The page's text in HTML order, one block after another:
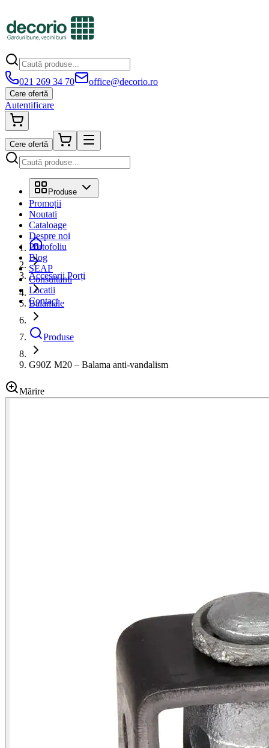
021 269 34 70 office@decorio.ro
Cere ofertă
Autentificare
Cere ofertă
Produse
Promoții
Noutati
Cataloage
Despre noi
Portofoliu
Blog
SEAP
Consultanti
Locatii
Contact
Accesorii Porți
Balamale
Produse
G90Z M20 – Balama anti-vandalism
Mărire